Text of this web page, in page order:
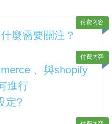
付費內容
麼需要關注？
付費內容
、與shopify
進行
定?